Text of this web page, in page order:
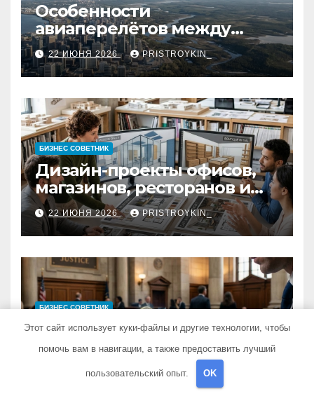
Особенности
авиаперелётов между
европейской частью
страны и дальневосточным
регионом
22 ИЮНЯ 2026 PRISTROYKIN_
БИЗНЕС СОВЕТНИК
Дизайн-проекты офисов,
магазинов, ресторанов и
кафе: концепция, 3D-
визуализация, рабочие
чертежи и документация
22 ИЮНЯ 2026 PRISTROYKIN_
БИЗНЕС СОВЕТНИК
Виртуальные карты и
пополнение
стейблкоинами:
юридические требования,
14 ИЮНЯ 2026 PRISTROYKIN_
Этот сайт использует куки-файлы и другие технологии, чтобы
помочь вам в навигации, а также предоставить лучший
пользовательский опыт. OK